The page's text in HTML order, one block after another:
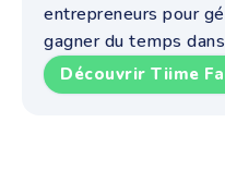
entrepreneurs pour
gagner du temps
Découvrir Tiime